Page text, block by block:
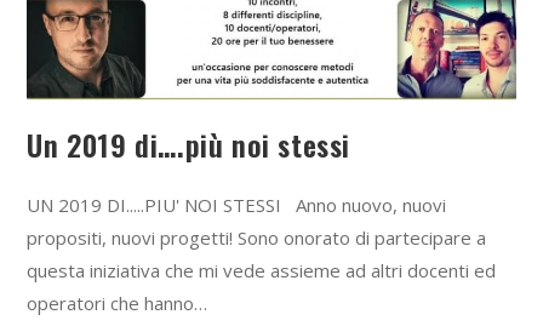
Un 2019 di….più noi stessi
UN 2019 DI.....PIU' NOI STESSI Anno nuovo, nuovi
propositi, nuovi progetti! Sono onorato di partecipare a
questa iniziativa che mi vede assieme ad altri docenti ed
operatori che hanno…